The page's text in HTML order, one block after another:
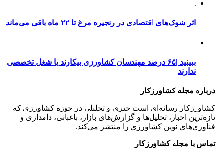
اثر شوک‌های اقتصادی در زنجیره مرغ تا ۲۲ ماه باقی می‌ماند
ببینید |۶۵ درصد مهندسان کشاورزی بیکارند یا شغل تخصصی
ندارند
درباره مجله کشاورزکار
کشاورزکار رسانه‌ای است خبری و تحلیلی در حوزه کشاورزی که
تازه‌ترین اخبار، تحلیل‌ها و گزارش‌های بازار، باغبانی، دامداری و
فناوری‌های نوین کشاورزی را منتشر می‌کند.
تماس با مجله کشاورزکار